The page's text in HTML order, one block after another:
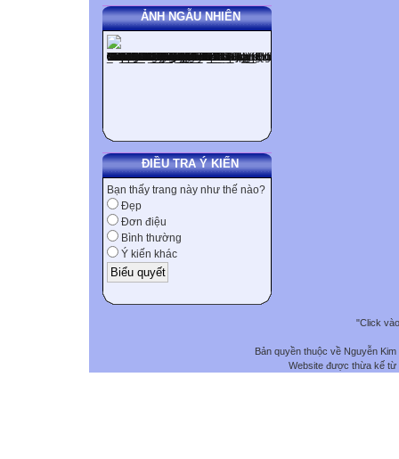
ẢNH NGẪU NHIÊN
ĐIỀU TRA Ý KIẾN
Bạn thấy trang này như thế nào?
Đẹp
Đơn điệu
Bình thường
Ý kiến khác
"Click
Bản quyền thuộc về Nguyễn
Website được thừa kế từ